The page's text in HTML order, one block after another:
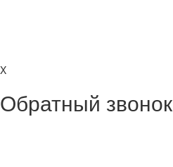
X
Обратный звонок